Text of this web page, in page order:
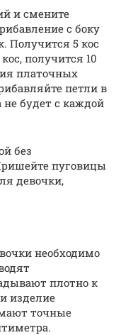
и смените
с боку
Получится 5 кос
получится 10
платочных
петли в
не будет с каждой
без
пуговицы
девочки,
необходимо
плотно к
изделие
точные